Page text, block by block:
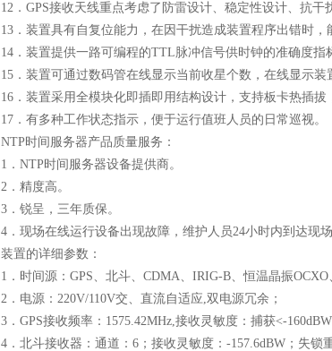
12．GPS接收天线重点考虑了防雷设计、稳定性设计、抗
13．装置具有自复位能力，在因干扰造成装置程序出错时，
14．装置提供一路可编程的TTL脉冲信号供时钟的准确度指
15．装置可通过数码管在线显示当前收星个数，在线显示装
16．装置采用全模块化即插即用结构设计，支持板卡热插
17．有多种工作状态指示，便于运行值班人员的日常巡视。
NTP时间服务器产品质量服务：
1．NTP时间服务器设备提供商。
2．精度高。
3．锐呈 ，三年质保。
4．现场在线运行设备出现故障，维护人员24小时内到达现
装置的详细参数：
1．时间源：GPS、北斗、CDMA、IRIG-B、恒温晶振OCXO
2．电源：220V/110V交、直流自适应,双电源冗余；
3．GPS接收频率：1575.42MHz,接收灵敏度：捕获<-
4．北斗接收器：通道：6；接收灵敏度：-157.6dBW；失锁